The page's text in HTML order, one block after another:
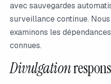
avec sauvegardes
surveillance continue.
examinons les
connues.
Divulgation